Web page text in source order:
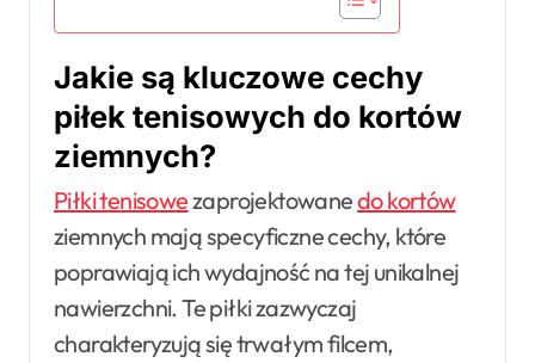
Jakie są kluczowe cechy
piłek tenisowych do kortów
ziemnych?
Piłki tenisowezaprojektowanedo kortów
ziemnych mają specyficzne cechy, które
poprawiają ich wydajność na tej unikalnej
nawierzchni. Te piłki zazwyczaj
charakteryzują się trwałym filcem,